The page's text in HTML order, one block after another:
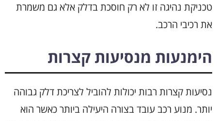
טכניקת נהיגה זו לא רק חוסכת בדלק אלא גם משמרת
את רכיבי הרכב.
הימנעות מנסיעות קצרות
נסיעות קצרות רבות יכולות להוביל לצריכת דלק גבוהה
יותר. מנוע רכב עובד בצורה היעילה ביותר כאשר הוא